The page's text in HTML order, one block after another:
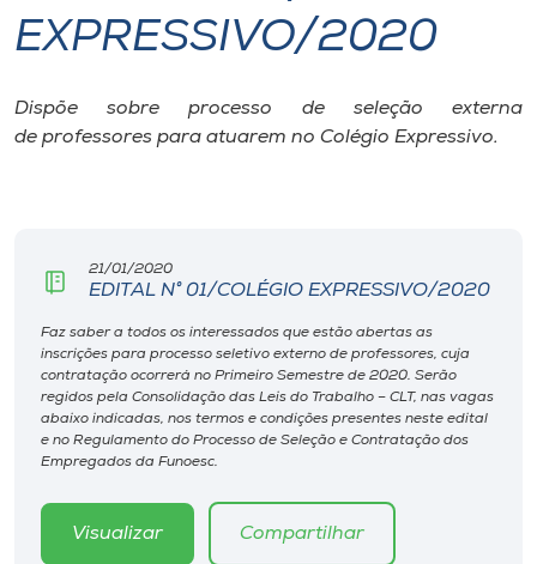
I.nova
Diplomados
CPA
Biblioteca
Editora
EXPRESSIVO/2020
Dispõe sobre processo de seleção externa
de professores para atuarem no Colégio Expressivo.
21/01/2020
EDITAL N° 01/COLÉGIO EXPRESSIVO/2020
Faz saber a todos os interessados que estão abertas as
inscrições para processo seletivo externo de professores, cuja
contratação ocorrerá no Primeiro Semestre de 2020. Serão
regidos pela Consolidação das Leis do Trabalho – CLT, nas vagas
abaixo indicadas, nos termos e condições presentes neste edital
e no Regulamento do Processo de Seleção e Contratação dos
Empregados da Funoesc.
Visualizar Compartilhar